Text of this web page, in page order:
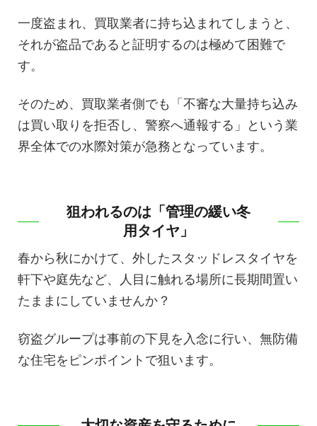
一度盗まれ、買取業者に持ち込まれてしまうと、
それが盗品であると証明するのは極めて困難で
す。
そのため、買取業者側でも「不審な大量持ち込み
は買い取りを拒否し、警察へ通報する」という業
界全体での水際対策が急務となっています。
狙われるのは「管理の緩い冬
用タイヤ」
春から秋にかけて、外したスタッドレスタイヤを
軒下や庭先など、人目に触れる場所に長期間置い
たままにしていませんか？
窃盗グループは事前の下見を入念に行い、無防備
な住宅をピンポイントで狙います。